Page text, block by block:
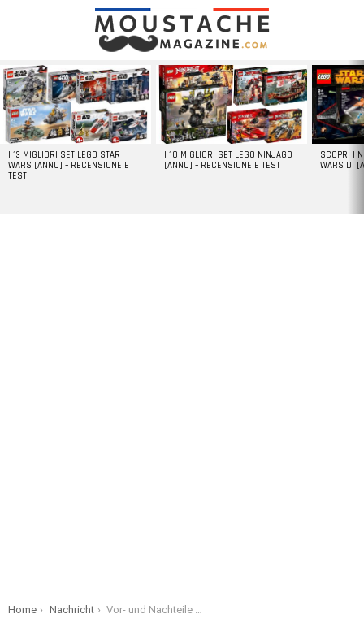
LATEST
STORIES
I 13 MIGLIORI SET LEGO STAR
WARS [ANNO] – RECENSIONE E
TEST
I 10 MIGLIORI SET LEGO NINJAGO
[ANNO] – RECENSIONE E TEST
SCOPRI I
WARS DI
You are here:
Home Nachricht Vor- und Nachteile von Xfinity Mobile: Eine unvoreingenommene Analyse